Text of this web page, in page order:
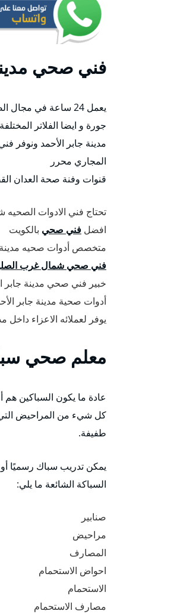
فني صحي
يعمل 24 ساعة في مجال الصرف الصحي و يتمكن من تركيب كافة انواع السخانات المركزية و مضخات مكاين
جورة و ايضا الفلاتر
مدينة جابر الأحمد ونوفر
المجاري محرر
قنوات وفنة صحة العدان
تحتاج فني الادوات
افضل فني صحي بالكويت
متخصص أدوات صحيه مدينة
فني صحي شمال غرب
خبير فني صحي مدينة جابر
أدوات صحية مدينة جابر
يوفر لعملائه الاعزاء داخل
معلم صحي
عادة ما يكون السباكين هم
كل شيء من المراحيض التي
طفيفة.
يمكن تدريب سباك رسميًا
السباكة الشائعة ما يلي:
صنابير
مراحيض
المصارف
احواض الاستحمام
الاستحمام
مصارف الاستحمام